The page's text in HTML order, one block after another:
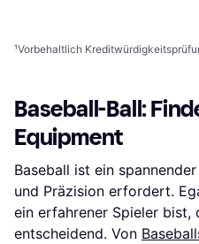
¹Vorbehaltlich
Baseball-Ball:
Equipment
Baseball ist ein
und Präzision erfordert.
ein erfahrener Spieler
entscheidend. Von